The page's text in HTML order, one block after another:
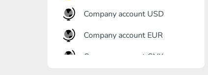
Company account USD
Company account EUR
Company account CNY